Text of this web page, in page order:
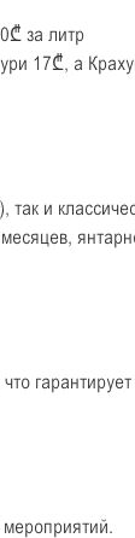
за литр
17₾, а
и
гарантирует